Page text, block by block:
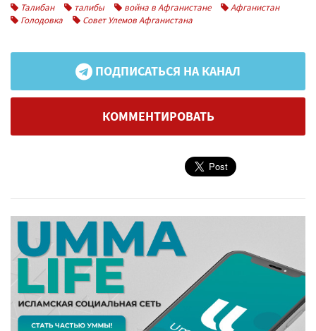
Талибан талибы война в Афганистане
Афганистан
Голодовка
Совет Улемов Афганистана
ПОДПИСАТЬСЯ НА КАНАЛ
КОММЕНТИРОВАТЬ